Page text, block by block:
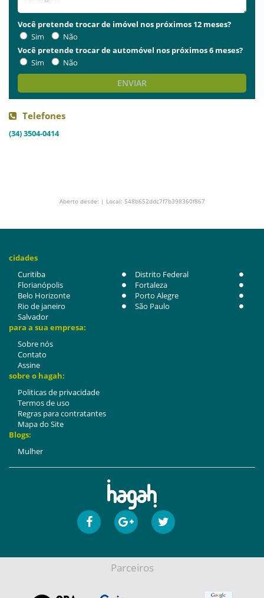
Você pretende trocar de imóvel nos próximos 12 meses?
Sim
Não
Você pretende trocar de automóvel nos próximos 6 meses?
Sim
Não
ENVIAR
Telefones
(34) 3504-0414
Aberto desde: | Local: 548b652ddc7f7b398360f867
cidades
Curitiba
Distrito Federal
Florianópolis
Fortaleza
Belo Horizonte
Porto Alegre
Rio de janeiro
São Paulo
Salvador
para a sua empresa:
Sobre nós
Contato
Assine
sobre o hagah:
Politicas de privacidade
Termos de uso
Regras para contratantes
Mapa do Site
Blogs:
Mulher
Parceiros